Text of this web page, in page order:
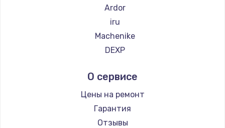
Ardor
iru
Machenike
DEXP
Intel
Beelink
CHUWI
О сервисе
Цены на ремонт
Гарантия
Отзывы